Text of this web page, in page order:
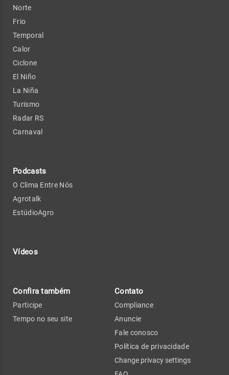
Norte
Frio
Temporal
Calor
Ciclone
El Niño
La Niña
Turismo
Radar RS
Carnaval
Podcasts
O Clima Entre Nós
Agrotalk
EstúdioAgro
Vídeos
Confira também
Participe
Tempo no seu site
Contato
Compliance
Anuncie
Fale conosco
Política de privacidade
Change privacy settings